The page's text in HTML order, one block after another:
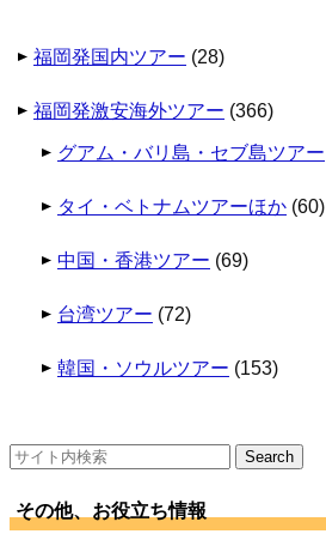
福岡発国内ツアー (28)
福岡発激安海外ツアー (366)
グアム・バリ島・セブ島ツアー
タイ・ベトナムツアーほか (60)
中国・香港ツアー (69)
台湾ツアー (72)
韓国・ソウルツアー (153)
検
その他、お役立ち情報